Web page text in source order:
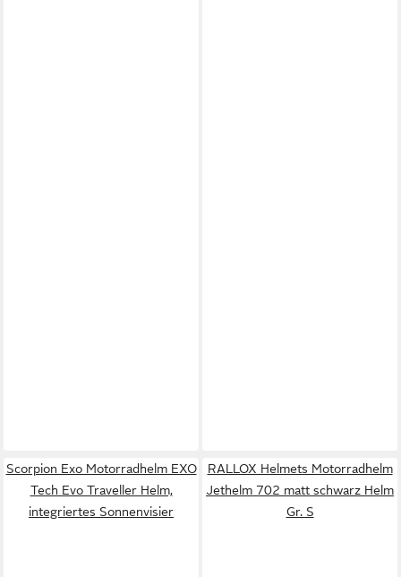
Scorpion Exo Motorradhelm EXO
Tech Evo Traveller Helm,
integriertes Sonnenvisier
RALLOX Helmets Motorradhelm
Jethelm 702 matt schwarz Helm
Gr. S